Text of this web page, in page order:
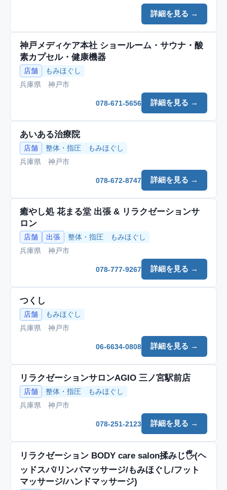
詳細を見る →
神戸メディケア本社 ショールーム・サウナ・酸
素カプセル・健康機器
店舗
もみほぐし
兵庫県 神戸市
詳細を見る →
078-671-5656
あいある治療院
店舗 整体・指圧
もみほぐし
兵庫県 神戸市
詳細を見る →
078-672-8747
癒やし処 花まる堂 出張 & リラクゼーションサ
ロン
店舗 出張 整体・指圧
もみほぐし
兵庫県 神戸市
詳細を見る →
078-777-9267
つくし
店舗
もみほぐし
兵庫県 神戸市
詳細を見る →
06-6634-0808
リラクゼーションサロンAGIO 三ノ宮駅前店
店舗 整体・指圧
もみほぐし
兵庫県 神戸市
詳細を見る →
078-251-2123
リラクゼーション BODY care salon揉みじ🖐️(ヘ
ッドスパ/リンパマッサージ/もみほぐし/フット
マッサージ/ハンドマッサージ)